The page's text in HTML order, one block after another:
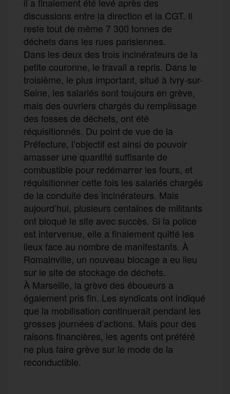
discussions entre la direction et la CGT. Il
reste tout de même 7 300 tonnes de
déchets dans les rues parisiennes.
Dans les deux des trois incinérateurs de la
petite couronne, le travail a repris. Dans le
troisième, le plus important, situé à Ivry-sur-
Seine, les salariés sont toujours en grève,
mais des ouvriers chargés du remplissage
des fosses de déchets, ont été
réquisitionnés. Du point de vue de la
Préfecture, l’objectif est ainsi de pouvoir
amasser une quantité suffisante de
combustible pour redémarrer les fours, et
réquisitionner cette fois les salariés chargés
de la conduite des incinérateurs. Mais
aujourd’hui, plusieurs centaines de militants
ont bloqué le site avec succès. Si la police
est intervenue, elle a finalement quitté les
lieux face au nombre de manifestants. À
Romainville, un nouveau blocage a eu lieu
sur le site de stockage de déchets.
À Marseille, la grève des éboueurs a
également pris fin. Les syndicats ont indiqué
que la mobilisation continuerait pendant les
grosses journées d’actions. Mais pour des
raisons financières, les agents ont préféré
ne plus faire grève sur le mode de la
reconductible.